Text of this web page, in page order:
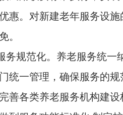
惠。对新建老年服务设
。
规范化。 养老服务统一
统一管理，确保服务的
善各类养老服务机构建